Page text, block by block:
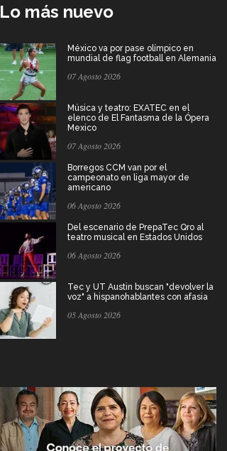
Lo más nuevo
México va por pase olímpico en
mundial de flag football en Alemania
07 Agosto 2026
Música y teatro: EXATEC en el
elenco de El Fantasma de la Ópera
Mexico
07 Agosto 2026
Borregos CCM van por el
campeonato en liga mayor de
americano
06 Agosto 2026
Del escenario de PrepaTec Qro al
teatro musical en Estados Unidos
06 Agosto 2026
Tec y UT Austin buscan "devolver la
voz" a hispanohablantes con afasia
05 Agosto 2026